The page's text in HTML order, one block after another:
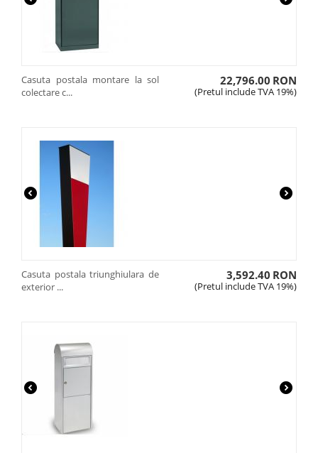
Casuta postala montare la sol
colectare c...
22,796.00 RON
(Pretul include TVA 19%)
Casuta postala triunghiulara de
exterior ...
3,592.40 RON
(Pretul include TVA 19%)